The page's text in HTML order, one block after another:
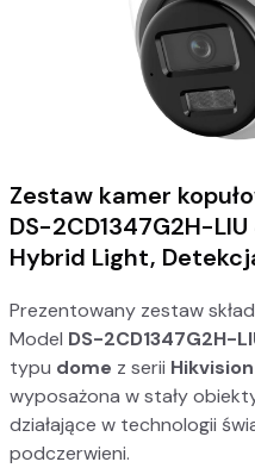
Zestaw kamer
DS-2CD1347G2H-
Hybrid Light,
Prezentowany zestaw
Model DS-2CD1347G2H-
typu dome z serii
wyposażona w stały
działające w technologii
podczerwieni.